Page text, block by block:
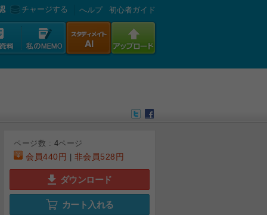
チャージする へルプ 初心者ガイド
ページ数 : 4ページ
会員440円 非会員528円
ダウンロード
カート入れる